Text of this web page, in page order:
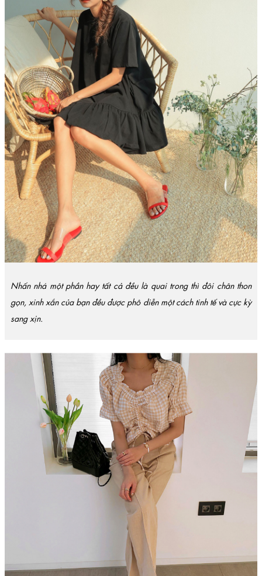
Nhấn nhá một phần hay tất cả đều là quai trong thì đôi chân thon
gọn, xinh xắn của bạn đều được phô diễn một cách tinh tế và cực kỳ
sang xịn.